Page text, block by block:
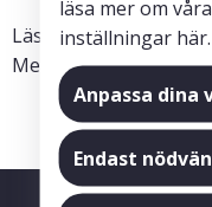
Läs mer om Johan
MedTechLabshär.
läsa mer om
inställningar här.
Anpassa dina
Endast